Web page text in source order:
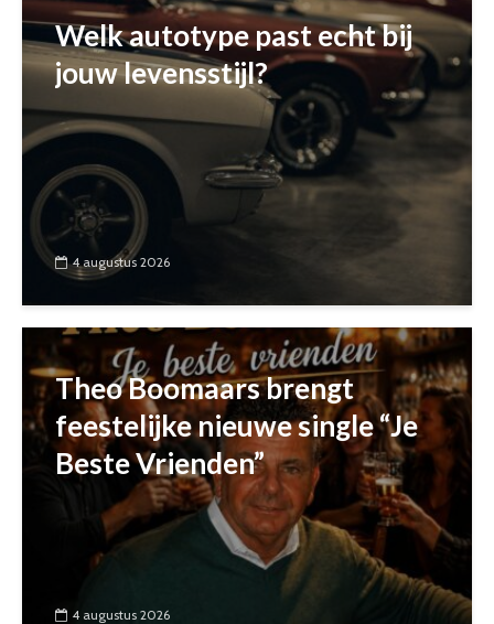
Welk autotype past echt bij
jouw levensstijl?
4 augustus 2026
Theo Boomaars brengt
feestelijke nieuwe single “Je
Beste Vrienden”
4 augustus 2026